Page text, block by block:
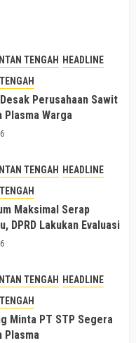
TENGAH
HEADLINE
Perusahaan Sawit
Plasma Warga
TENGAH
HEADLINE
Maksimal Serap
DPRD Lakukan Evaluasi
TENGAH
HEADLINE
Minta PT STP Segera
Plasma